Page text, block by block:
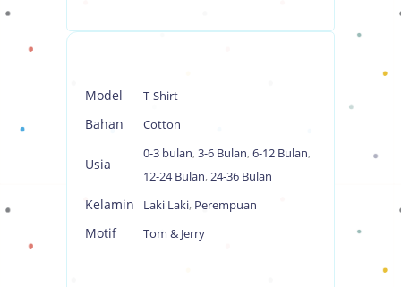
Model T-Shirt
Bahan Cotton
Usia
0-3 bulan, 3-6 Bulan, 6-12 Bulan,
12-24 Bulan, 24-36 Bulan
Kelamin Laki Laki, Perempuan
Motif Tom & Jerry